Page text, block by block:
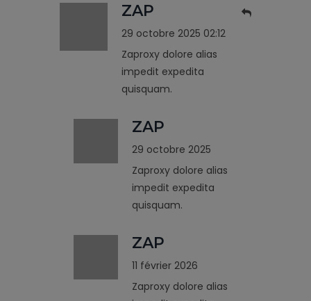
ZAP
29 octobre 2025 02:12
Zaproxy dolore alias
impedit expedita
quisquam.
ZAP
29 octobre 2025
Zaproxy dolore alias
impedit expedita
quisquam.
ZAP
11 février 2026
Zaproxy dolore alias